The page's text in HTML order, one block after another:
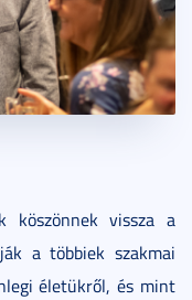
köszönnek vissza a
a többiek szakmai
életükről, és mint